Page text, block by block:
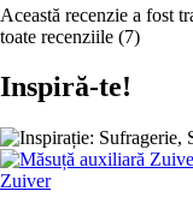
Această recenzie a fost
toate recenziile (7)
Inspiră-te!
Zuiver